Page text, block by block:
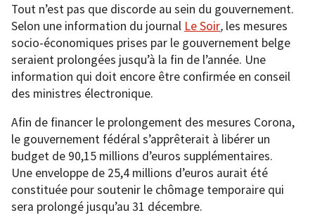
Tout n’est pas que discorde au sein du gouvernement.
Selon une information du journal Le Soir, les mesures
socio-économiques prises par le gouvernement belge
seraient prolongées jusqu’à la fin de l’année. Une
information qui doit encore être confirmée en conseil
des ministres électronique.
Afin de financer le prolongement des mesures Corona,
le gouvernement fédéral s’apprêterait à libérer un
budget de 90,15 millions d’euros supplémentaires.
Une enveloppe de 25,4 millions d’euros aurait été
constituée pour soutenir le chômage temporaire qui
sera prolongé jusqu’au 31 décembre.